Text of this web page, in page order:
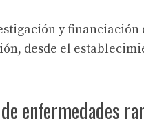
y
desde el
enfermedades